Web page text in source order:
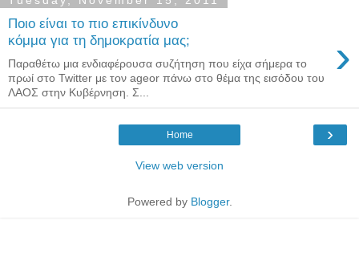
Ποιο είναι το πιο επικίνδυνο
κόμμα για τη δημοκρατία μας;
›
Παραθέτω μια ενδιαφέρουσα συζήτηση που είχα σήμερα το
πρωί στο Twitter με τον ageor πάνω στο θέμα της εισόδου του
ΛΑΟΣ στην Κυβέρνηση. Σ...
›
Home
View web version
Powered by Blogger.